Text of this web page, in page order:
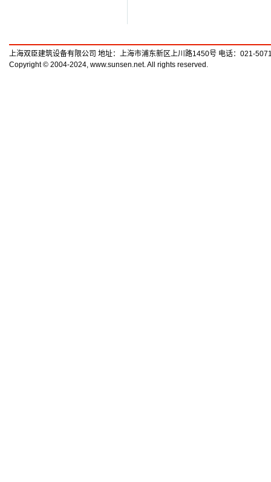
上海双臣建筑设备有限公司 地址：上海市浦东新区上川路1450号 电话：021-
Copyright © 2004-2024, www.sunsen.net. All rights reserved.